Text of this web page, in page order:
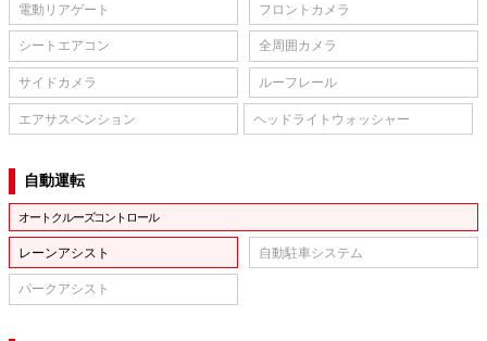
電動リアゲート フロントカメラ
シートエアコン 全周囲カメラ
サイドカメラ ルーフレール
エアサスペンション ヘッドライトウォッシャー
自動運転
オートクルーズコントロール
レーンアシスト 自動駐車システム
パークアシスト